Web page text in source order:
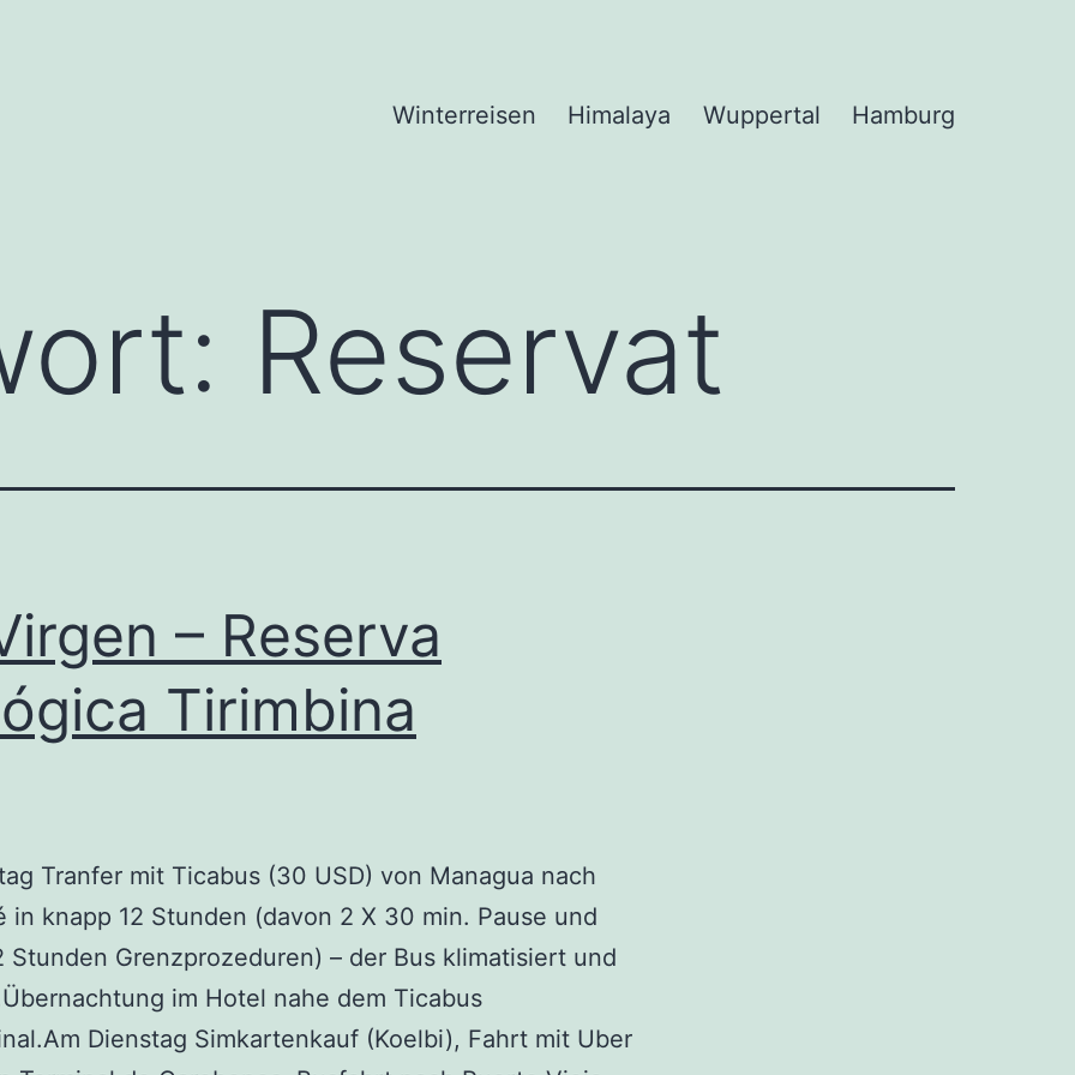
Winterreisen Himalaya Wuppertal Hamburg
Reservat
– Reserva
Tirimbina
Tranfer mit Ticabus (30 USD) von Managua nach
in knapp 12 Stunden (davon 2 X 30 min. Pause und
Stunden Grenzprozeduren) – der Bus klimatisiert und
im Hotel nahe dem Ticabus
Dienstag Simkartenkauf (Koelbi), Fahrt mit Uber